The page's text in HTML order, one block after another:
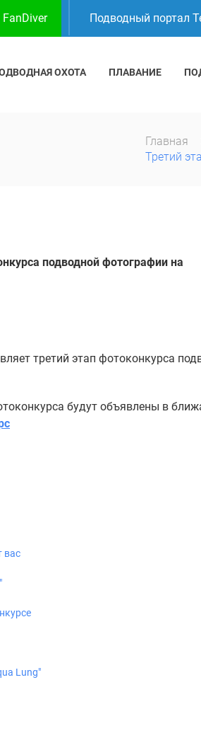
Подводный портал
ОХОТА ПЛАВАНИЕ
Главная
Третий
подводной фотографии на
третий этап фотоконкурса
будут объявлены в
вас
Lung"